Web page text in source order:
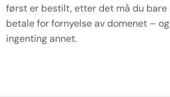
først er bestilt, etter det må du bare
betale for fornyelse av domenet – og
ingenting annet.